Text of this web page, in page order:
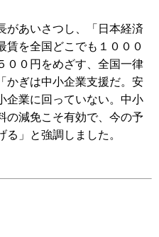
あいさつし、「日本経済
賃を全国どこでも１０００
００円をめざす、全国一律
かぎは中小企業支援だ。安
企業に回っていない。中小
の減免こそ有効で、今の予
」と強調しました。